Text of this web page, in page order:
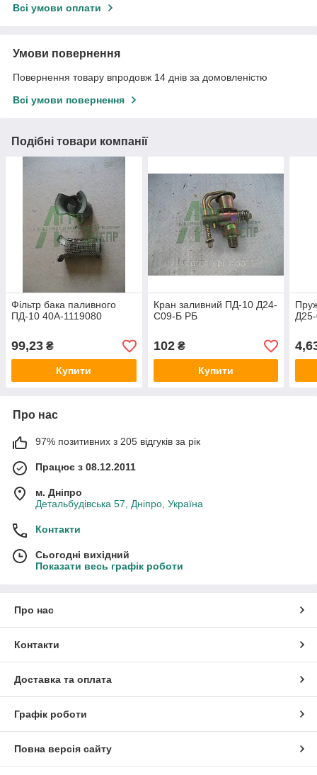
Всі умови оплати
Умови повернення
Повернення товару впродовж 14 днів за домовленістю
Всі умови повернення
Подібні товари компанії
Фільтр бака паливного
ПД-10 40А-1119080
99,23 ₴
Купити
Кран заливний ПД-10 Д24-
С09-Б РБ
102₴
Купити
Про нас
97% позитивних з 205 відгуків за рік
Працює з 08.12.2011
м. Дніпро
Детальбудівська 57, Дніпро, Україна
Контакти
Сьогодні вихідний
Показати весь графік роботи
Про нас
Контакти
Доставка та оплата
Графік роботи
Повна версія сайту